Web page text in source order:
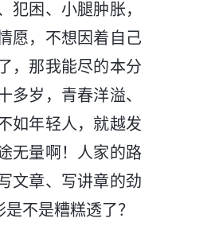
犯困、小腿肿胀，
愿，不想因着自己
，那我能尽的本分
多岁，青春洋溢、
如年轻人，就越发
无量啊！人家的路
文章、写讲章的劲
不是糟糕透了？